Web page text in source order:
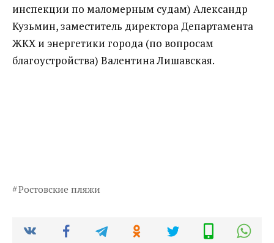
инспекции по маломерным судам) Александр
Кузьмин, заместитель директора Департамента
ЖКХ и энергетики города (по вопросам
благоустройства) Валентина Лишавская.
Ростовские пляжи